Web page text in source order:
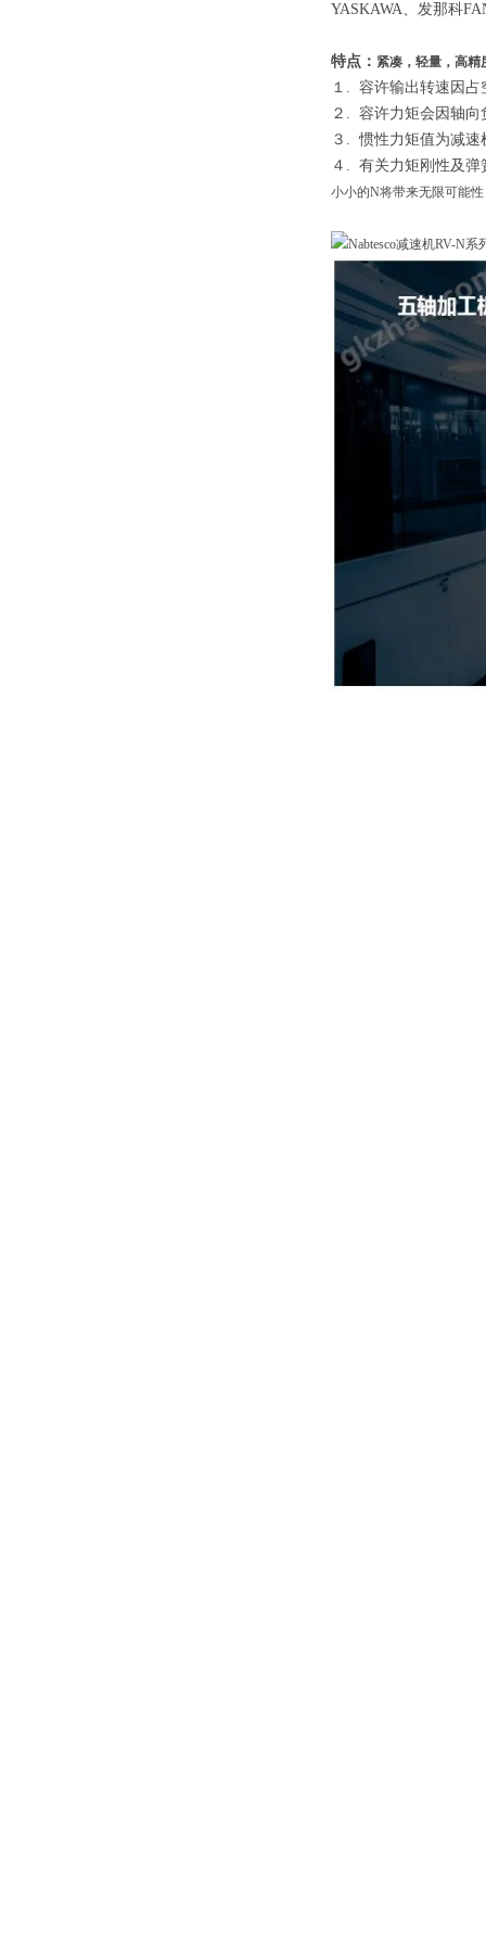
YASKAWA、发那科
特点： 紧凑，轻量，高精
１. 容许输出转速因占
２. 容许力矩会因轴向
３. 惯性力矩值为减速
４. 有关力矩刚性及弹
小小的N将带来无限可能